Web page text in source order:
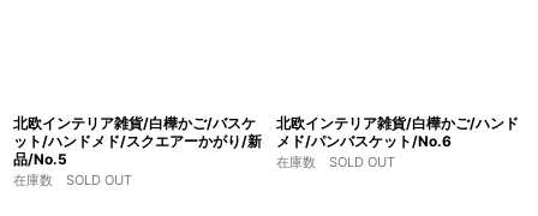
北欧インテリア雑貨/白樺かご/バスケ
ット/ハンドメド/スクエアーかがり/新
品/No.5
在庫数 SOLD OUT
北欧インテリア雑貨/白樺かご/ハンド
メド/パンバスケット/No.6
在庫数 SOLD OUT